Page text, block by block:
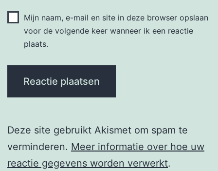
Mijn naam, e-mail en site in deze browser opslaan
voor de volgende keer wanneer ik een reactie
plaats.
Deze site gebruikt Akismet om spam te
verminderen. Meer informatie over hoe uw
reactie gegevens worden verwerkt.